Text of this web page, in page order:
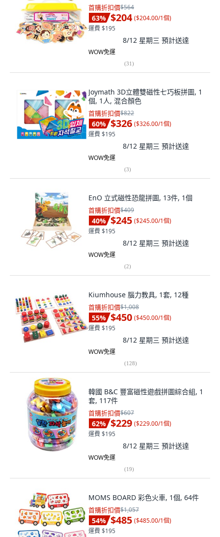
首購折扣價$564
63% $204 ($204.00/1個)
運費 $195
8/12 星期三 預計送達
WOW免運
(31)
Joymath 3D立體雙磁性七巧板拼圖, 1
個, 1人, 混合顏色
首購折扣價$822
60% $326 ($326.00/1個)
運費 $195
8/12 星期三 預計送達
WOW免運
(3)
EnO 立式磁性恐龍拼圖, 13件, 1個
首購折扣價$409
40% $245 ($245.00/1個)
運費 $195
8/12 星期三 預計送達
WOW免運
(2)
Kiumhouse 腦力教具, 1套, 12種
首購折扣價$1,008
55% $450 ($450.00/1個)
運費 $195
8/12 星期三 預計送達
WOW免運
(128)
韓國 B&C 豐富磁性遊戲拼圖綜合組, 1
套, 117件
首購折扣價$607
62% $229 ($229.00/1個)
運費 $195
8/12 星期三 預計送達
WOW免運
(19)
MOMS BOARD 彩色火車, 1個, 64件
首購折扣價$1,057
54% $485 ($485.00/1個)
運費 $195